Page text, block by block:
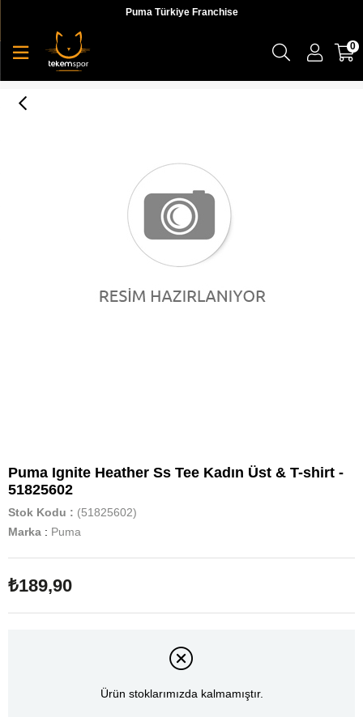
Puma Türkiye Franchise
0
Puma Ignite Heather Ss Tee Kadın Üst & T-shirt -
51825602
Stok Kodu
(51825602)
Marka : Puma
₺189,90
Ürün stoklarımızda kalmamıştır.